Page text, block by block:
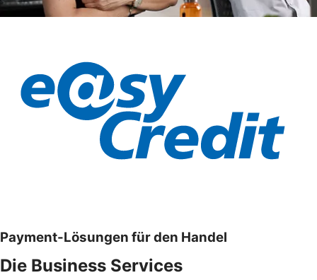
Payment-Lösungen für den Handel
Die Business Services